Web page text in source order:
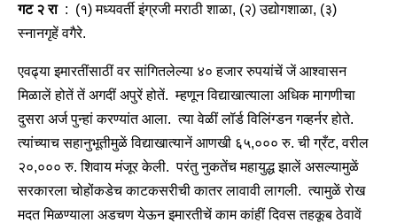
गट २ रा : (१) मध्यवर्ती इंग्रजी मराठी शाळा, (२) उद्योगशाळा, (३)
स्नानगृहें वगैरे.
एवढ्या इमारतींसाठीं वर सांगितलेल्या ४० हजार रुपयांचें जें आश्वासन
मिळालें होतें तें अगदीं अपुरें होतें. म्हणून विद्याखात्याला अधिक मागणीचा
दुसरा अर्ज पुन्हां करण्यांत आला. त्या वेळीं लॉर्ड विलिंग्डन गव्हर्नर होते.
त्यांच्याच सहानुभूतीमुळें विद्याखात्यानें आणखी ६५,००० रु. ची ग्रँट, वरील
२०,००० रु. शिवाय मंजूर केली. परंतु नुकतेंच महायुद्ध झालें असल्यामुळें
सरकारला चोहोंकडेच काटकसरीची कातर लावावी लागली. त्यामुळें रोख
मदत मिळण्याला अडचण येऊन इमारतीचें काम कांहीं दिवस तहकूब ठेवावें